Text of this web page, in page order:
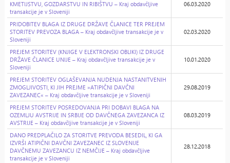
KMETIJSTVU, GOZDARSTVU IN RIBIŠTVU – Kraj obdavčljive
transakcije je v Sloveniji
06.03.2020
PRIDOBITEV BLAGA IZ DRUGE DRŽAVE ČLANICE TER PREJEM
STORITEV PREVOZA BLAGA – Kraj obdavčljive transakcije je v
Sloveniji
02.03.2020
PREJEM STORITEV (KNJIGE V ELEKTRONSKI OBLIKI) IZ DRUGE
DRŽAVE ČLANICE UNIJE – Kraj obdavčljive transakcije je v
Sloveniji
10.01.2020
PREJEM STORITEV OGLAŠEVANJA NUDENJA NASTANITVENIH
ZMOGLJIVOSTI, KI JIH PREJME »ATIPIČNI DAVČNI
ZAVEZANEC« – Kraj obdavčljive transakcije je v Sloveniji
29.08.2019
PREJEM STORITEV POSREDOVANJA PRI DOBAVI BLAGA NA
OZEMLJU AVSTRIJE IN SRBIJE OD DAVČNEGA ZAVEZANCA IZ
AVSTRIJE – Kraj obdavčljive transakcije je v Sloveniji
08.03.2019
DANO PREDPLAČILO ZA STORITVE PREVODA BESEDIL, KI GA
IZVRŠI ATIPIČNI DAVČNI ZAVEZANEC IZ SLOVENIJE
DAVČNEMU ZAVEZANCU IZ NEMČIJE – Kraj obdavčljive
transakcije je v Sloveniji
28.12.2018